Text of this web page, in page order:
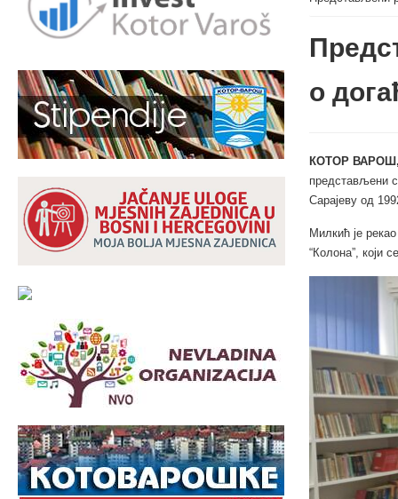
о
КОТОР
представљени
Сарајеву од
Милкић је
“Колона”, који